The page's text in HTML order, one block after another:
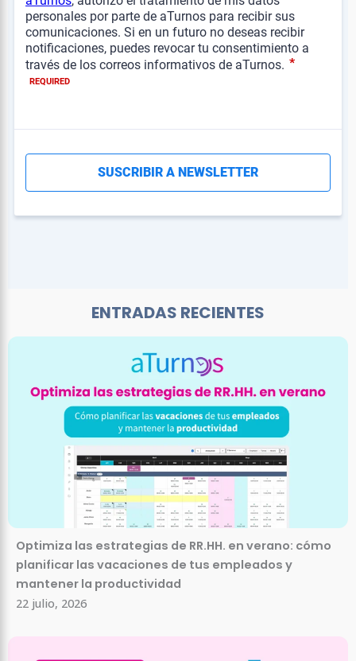
ENTRADAS RECIENTES
Optimiza las estrategias de RR.HH. en verano: cómo
planificar las vacaciones de tus empleados y
mantener la productividad
22 julio, 2026